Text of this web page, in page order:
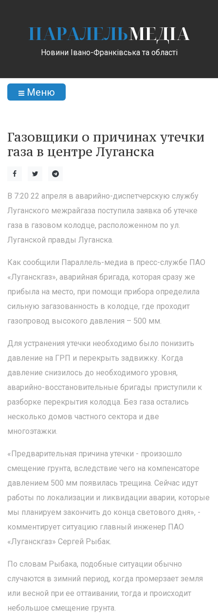
ПАРАЛЕЛЬМЕДІА
Новини Івано-Франківська та області
Меню
Газовщики о причинах утечки
газа в центре Луганска
В 7:20 22 апреля в аварийно-диспетчерскую службу
Луганского межрайгаза поступила заявка об утечке
газа в газовом колодце, расположенном по ул.
Луганской правды Луганска.
Как сообщили Параллель-медиа в пресс-службе ПАО
«Луганскгаз», аварийная бригада, которая сразу же
прибыла на место, при помощи прибора определила
сильную загазованность в колодце, где проходит
газопровод высокого давления – 500 мм.
Для устранения утечки необходимо было понизить
давление на ГРП и перекрыть задвижку. Когда
давление снизилось до необходимого уровня,
аварийно-восстановительные бригады приступили к
разборке перекрытия колодца. Без газа остались
несколько домов частного сектора и две
многоэтажки.
«Предварительная причина утечки - произошло
смещение грунта, вследствие чего на компенсаторе
давлением 500 мм появилась трещина. Сейчас идут
работы по локализации и ликвидации аварии, которые
мы планируем закончить до конца светового дня», -
комментирует ситуацию главный инженер ПАО
«Луганскгаз» Сергей Рыбак.
По словам Рыбака, подобные ситуации обычно
случаются в зимний период, когда промерзает земля
или весной при ее оттаивании, тогда и происходит
небольшое смещение грунта.